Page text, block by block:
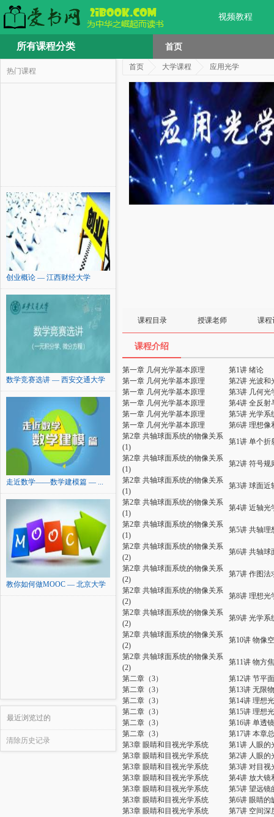
视频教程
所有课程分类 首页
热门课程
创业概论 — 江西财经大学
数学竞赛选讲 — 西安交通大学
走近数学——数学建模篇 — ...
教你如何做MOOC — 北京大学
最近浏览过的
清除历史记录
首页 大学课程 应用光学
课程目录 授课老师 课程
课程介绍
第一章 几何光学基本原理
第1讲 绪论
第一章 几何光学基本原理
第2讲 光波和
第一章 几何光学基本原理
第3讲 几何光
第一章 几何光学基本原理
第4讲 全反射
第一章 几何光学基本原理
第5讲 光学系
第一章 几何光学基本原理
第6讲 理想像
第2章 共轴球面系统的物像关系
(1)
第1讲 单个折
第2章 共轴球面系统的物像关系
(1)
第2讲 符号规
第2章 共轴球面系统的物像关系
(1)
第3讲 球面近
第2章 共轴球面系统的物像关系
(1)
第4讲 近轴光
第2章 共轴球面系统的物像关系
(1)
第5讲 共轴
第2章 共轴球面系统的物像关系
(2)
第6讲 共轴球
第2章 共轴球面系统的物像关系
(2)
第7讲 作图法
第2章 共轴球面系统的物像关系
(2)
第8讲 理想光
第2章 共轴球面系统的物像关系
(2)
第9讲 光学系
第2章 共轴球面系统的物像关系
(2)
第10讲 物像
第2章 共轴球面系统的物像关系
(2)
第11讲 物方
第二章（3）
第12讲 节平
第二章（3）
第13讲 无限
第二章（3）
第14讲 理想
第二章（3）
第15讲 理想
第二章（3）
第16讲 单透
第二章（3）
第17讲 本章
第3章 眼睛和目视光学系统
第1讲 人眼的
第3章 眼睛和目视光学系统
第2讲 人眼的
第3章 眼睛和目视光学系统
第3讲 对目视
第3章 眼睛和目视光学系统
第4讲 放大镜
第3章 眼睛和目视光学系统
第5讲 望远镜
第3章 眼睛和目视光学系统
第6讲 眼睛的
第3章 眼睛和目视光学系统
第7讲 空间深